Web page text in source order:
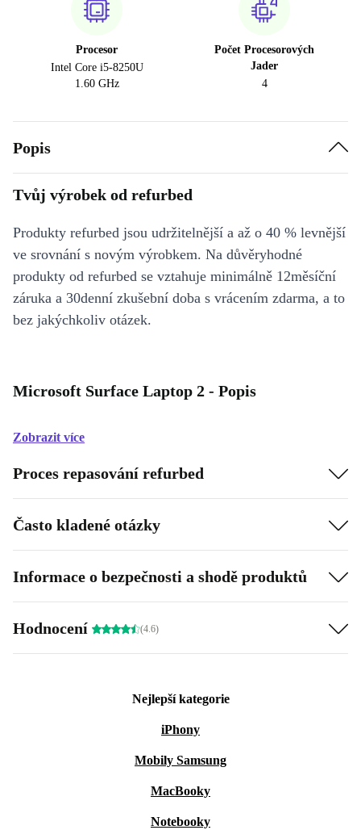
Procesor
Intel Core i5-8250U
1.60 GHz
Počet Procesorových
Jader
4
Popis
Tvůj výrobek od refurbed
Produkty refurbed jsou udržitelnější a až o 40 % levnější
ve srovnání s novým výrobkem. Na důvěryhodné
produkty od refurbed se vztahuje minimálně 12měsíční
záruka a 30denní zkušební doba s vrácením zdarma, a to
bez jakýchkoliv otázek.
Microsoft Surface Laptop 2 - Popis
Zobrazit více
Proces repasování refurbed
Často kladené otázky
Informace o bezpečnosti a shodě produktů
Hodnocení (4.6)
Nejlepší kategorie
iPhony
Mobily Samsung
MacBooky
Notebooky